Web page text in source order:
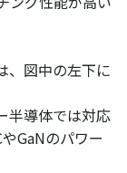
、図中の左下に
半導体では対応
GaNのパワー